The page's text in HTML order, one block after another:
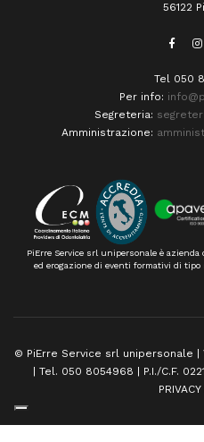
56122
Tel 050
Per info:
Segreteria:
Amministrazione:
PiErre Service srl unipersonale è
ed erogazione di eventi formativi di
© PiErre Service srl unipersonale |
| Tel. 050 8054968 | P.I./C.F.